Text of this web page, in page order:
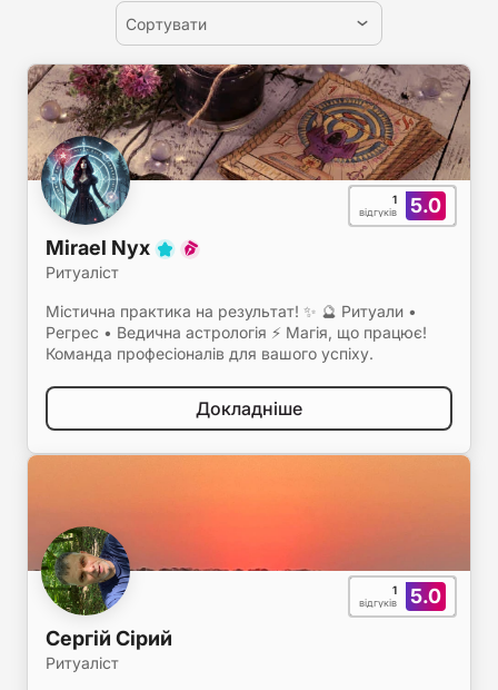
Сортувати
5.0
1
відгуків
Mirael Nyx
Ритуаліст
Містична практика на результат! ✨ 🔮 Ритуали •
Регрес • Ведична астрологія ⚡ Магія, що працює!
Команда професіоналів для вашого успіху.
Докладніше
5.0
1
відгуків
Сергій Сірий
Ритуаліст